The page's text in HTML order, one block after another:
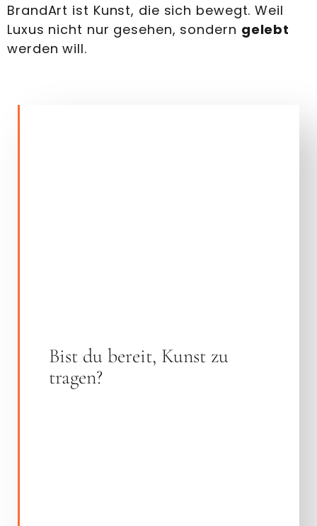
BrandArt ist Kunst, die sich bewegt. Weil
Luxus nicht nur gesehen, sondern gelebt
werden will.
Bist du bereit, Kunst zu
tragen?